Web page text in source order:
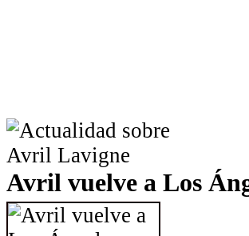
Avril vuelve a Los